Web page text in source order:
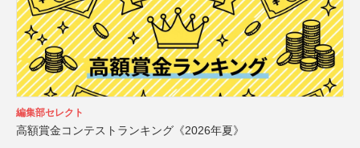
編集部セレクト
高額賞金コンテストランキング《2026年夏》